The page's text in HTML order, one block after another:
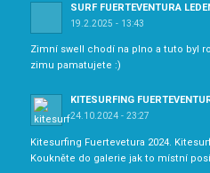
SURF FUERTEVENTURA
19.2.2025 - 13:43
Zimní swell chodí na plno a tuto byl
zimu pamatujete :)
KITESURFING
24.10.2024 - 23:27
Kitesurfing Fuertevetura 2024.
Koukněte do galerie jak to místní